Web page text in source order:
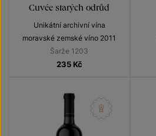
Cuvée starých odrůd
Unikátní archivní vína
moravské zemské víno 2011
Šarže 1203
235 Kč